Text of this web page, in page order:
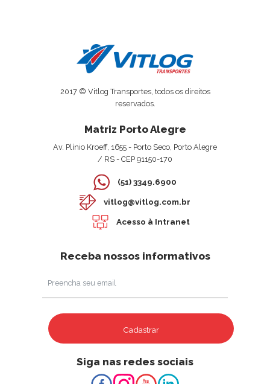
2017 © Vitlog Transportes, todos os direitos
reservados.
Matriz Porto Alegre
Av. Plínio Kroeff, 1655 - Porto Seco, Porto Alegre
/ RS - CEP 91150-170
(51) 3349.6900
vitlog@vitlog.com.br
Acesso à Intranet
Receba nossos informativos
Cadastrar
Siga nas redes sociais